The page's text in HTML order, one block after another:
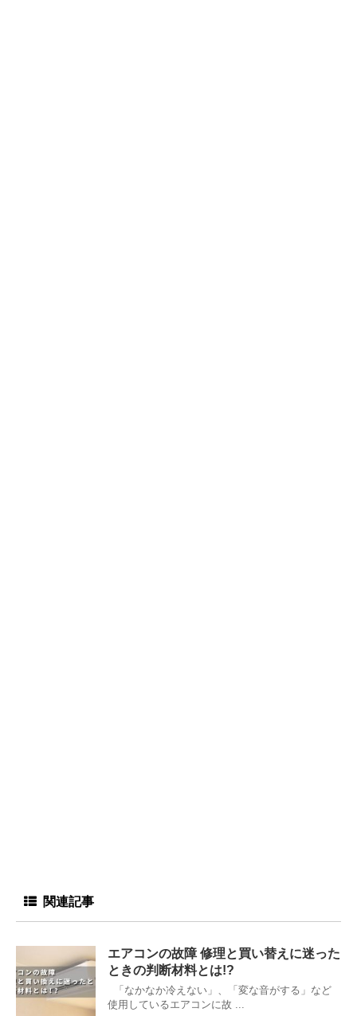
関連記事
エアコンの故障 修理と買い替えに迷った
ときの判断材料とは!?
「なかなか冷えない」、「変な音がする」など
使用しているエアコンに故 ...